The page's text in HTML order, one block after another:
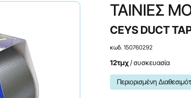
ΤΑΙΝΙΕΣ
CEYS DUCT
κωδ. 150760292
12τμχ/ συσκευασία
Περιορισμένη